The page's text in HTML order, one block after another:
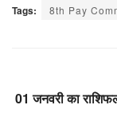
Tags: 8th Pay
01 जनवरी का